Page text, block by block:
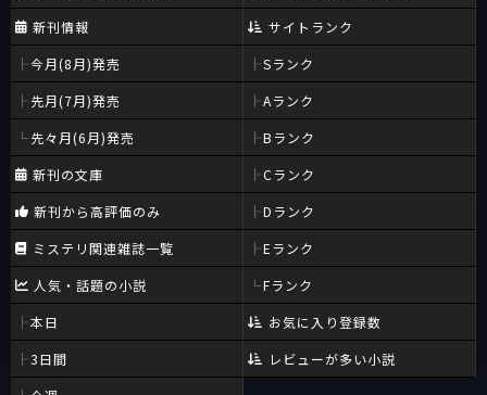
新刊情報
今月(8月)発売
先月(7月)発売
先々月(6月)発売
新刊の文庫
新刊から高評価のみ
ミステリ関連雑誌一覧
人気・話題の小説
本日
3日間
サイトランク
Sランク
Aランク
Bランク
Cランク
Dランク
Eランク
Fランク
お気に入り登録数
レビューが多い小説